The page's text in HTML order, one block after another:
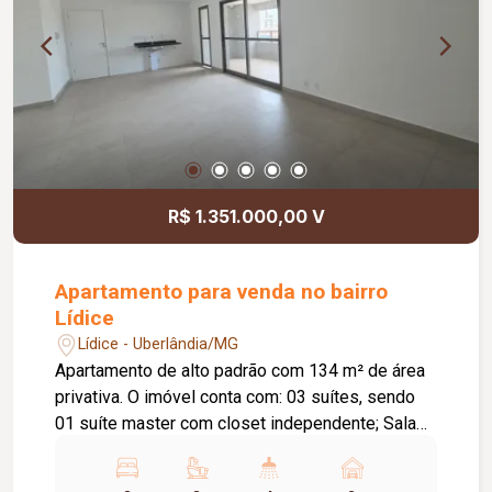
R$ 1.351.000,00 V
Apartamento para venda no bairro
Lídice
Lídice - Uberlândia/MG
Apartamento de alto padrão com 134 m² de área
privativa. O imóvel conta com: 03 suítes, sendo
01 suíte master com closet independente; Sala
ampla com bancada e vista livre; Cozinha ampla e